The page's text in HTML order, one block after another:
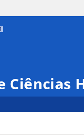
Ciências